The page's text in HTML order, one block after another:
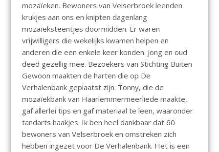
mozaïeken. Bewoners van Velserbroek leenden
krukjes aan ons en knipten dagenlang
mozaïeksteentjes doormidden. Er waren
vrijwilligers die wekelijks kwamen helpen en
anderen die een enkele keer konden. Jong en oud
deed gezellig mee. Bezoekers van Stichting Buiten
Gewoon maakten de harten die op De
Verhalenbank geplaatst zijn. Tonny, die de
mozaïekbank van Haarlemmermeerliede maakte,
gaf allerlei tips en gaf materiaal te leen, waaronder
tandarts haakjes. Ik ben heel dankbaar dat 60
bewoners van Velserbroek en omstreken zich
hebben ingezet voor De Verhalenbank. Het is een